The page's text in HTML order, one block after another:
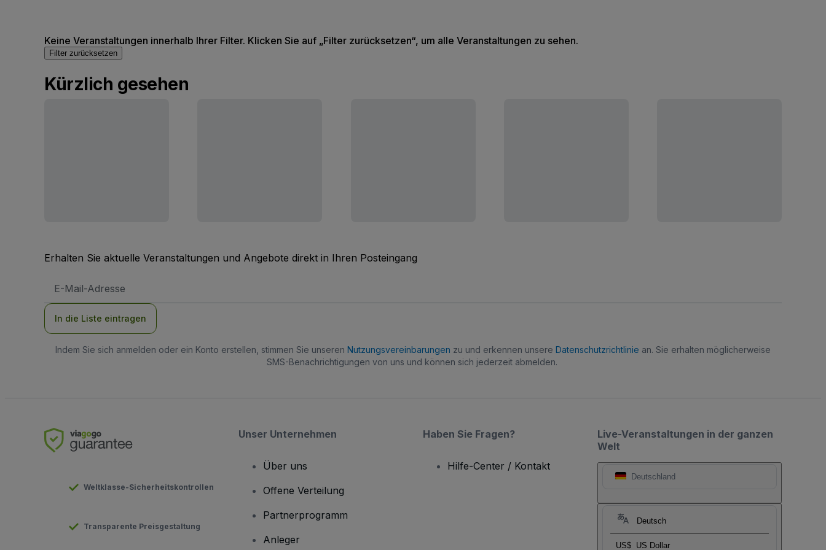
Keine Veranstaltungen innerhalb Ihrer Filter. Klicken Sie auf „Filter zurücksetzen“, um alle Veranstaltungen zu sehen.
Filter zurücksetzen
Kürzlich gesehen
Erhalten Sie aktuelle Veranstaltungen und Angebote direkt in Ihren Posteingang
Mail-
In die Liste eintragen
Indem Sie sich anmelden oder ein Konto erstellen, stimmen Sie unseren Nutzungsvereinbarungen zu und erkennen unsere Datenschutzrichtlinie an. Sie erhalten möglicherweise
SMS-Benachrichtigungen von uns und können sich jederzeit abmelden.
Live-Veranstaltungen in der ganzen
Welt
Deutschland
Deutsch
US$ US Dollar
Weltklasse-Sicherheitskontrollen
Transparente Preisgestaltung
Unser Unternehmen
Über uns
Offene Verteilung
Partnerprogramm
Anleger
Haben Sie Fragen?
Hilfe-Center / Kontakt